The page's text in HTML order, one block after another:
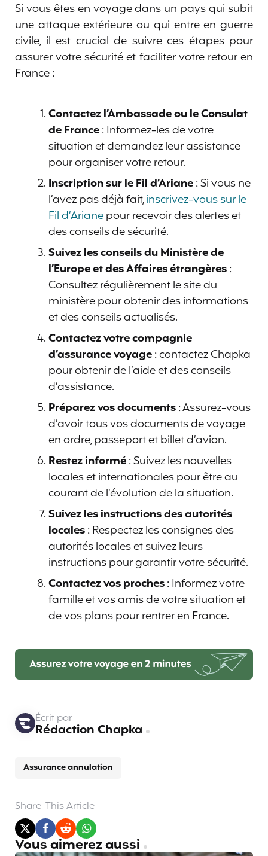
Si vous êtes en voyage dans un pays qui subit
une attaque extérieure ou qui entre en guerre
civile, il est crucial de suivre ces étapes pour
assurer votre sécurité et faciliter votre retour en
France :
Contactez l’Ambassade ou le Consulat
de France: Informez-les de votre
situation et demandez leur assistance
pour organiser votre retour.
Inscription sur le Fil d’Ariane: Si vous ne
l’avez pas déjà fait,inscrivez-vous sur le
Fil d’Arianepour recevoir des alertes et
des conseils de sécurité.
Suivez les conseils du Ministère de
l’Europe et des Affaires étrangères:
Consultez régulièrement le site du
ministère pour obtenir des informations
et des conseils actualisés.
Contactez votre compagnie
d’assurance voyage: contactez Chapka
pour obtenir de l’aide et des conseils
d’assistance.
Préparez vos documents: Assurez-vous
d’avoir tous vos documents de voyage
en ordre, passeport et billet d’avion.
Restez informé: Suivez les nouvelles
locales et internationales pour être au
courant de l’évolution de la situation.
Suivez les instructions des autorités
locales: Respectez les consignes des
autorités locales et suivez leurs
instructions pour garantir votre sécurité.
Contactez vos proches: Informez votre
famille et vos amis de votre situation et
de vos plans pour rentrer en France.
Assurance annulation
Écrit par
Rédaction Chapka
Share This Article
Vous aimerez aussi